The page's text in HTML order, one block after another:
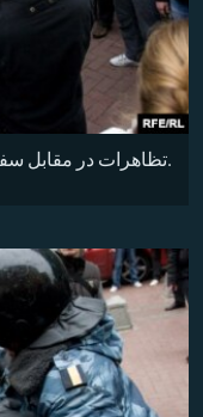
تظاهرات در مقابل سفارت مصر در دمشق، پایتخت سوریه.